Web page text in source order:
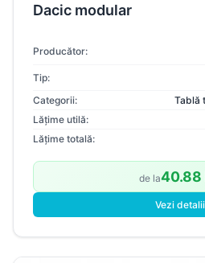
Dacic modular
Producător:
Tip:
Categorii:
Tablă
Lățime utilă:
Lățime totală:
de la40.88
Vezi detalii